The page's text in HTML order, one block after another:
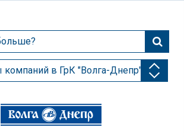
компаний в ГрК "Волга-Днепр"